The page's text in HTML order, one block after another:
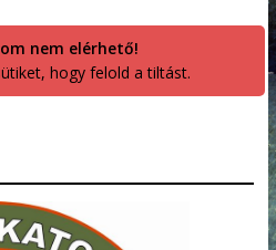
nem elérhető!
hogy felold a tiltást.